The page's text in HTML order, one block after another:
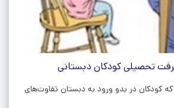
تحصیلی کودکان دبستانی
کودکان در بدو ورود به دبستان تفاوت‌های